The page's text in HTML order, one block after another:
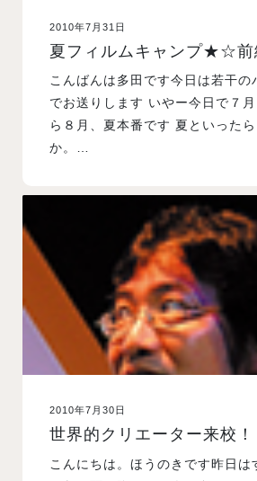
訪問者別メニュー
2010年7月31日
夏フィルムキャンプ★☆前
こんばんは多田です今日は若干の
でお送りします いやー今日で７
ら８月、夏本番です 夏といった
か。…
2010年7月30日
世界的クリエーター来校！
こんにちは。ほうのきです昨日は